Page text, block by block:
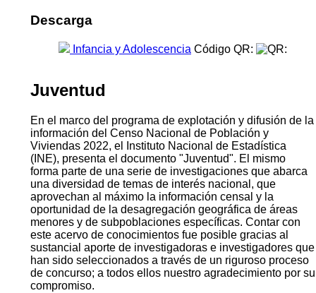
Descarga
Infancia y Adolescencia Código QR:
Juventud
En el marco del programa de explotación y difusión de la
información del Censo Nacional de Población y
Viviendas 2022, el Instituto Nacional de Estadística
(INE), presenta el documento "Juventud". El mismo
forma parte de una serie de investigaciones que abarca
una diversidad de temas de interés nacional, que
aprovechan al máximo la información censal y la
oportunidad de la desagregación geográfica de áreas
menores y de subpoblaciones específicas. Contar con
este acervo de conocimientos fue posible gracias al
sustancial aporte de investigadoras e investigadores que
han sido seleccionados a través de un riguroso proceso
de concurso; a todos ellos nuestro agradecimiento por su
compromiso.